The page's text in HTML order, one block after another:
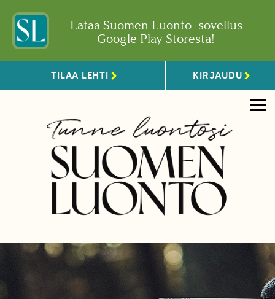
Lataa Suomen Luonto -sovellus
Google Play Storesta!
TILAA LEHTI KIRJAUDU